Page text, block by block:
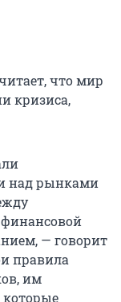
что мир
кризиса,
над рынками
— говорит
правила
им
которые